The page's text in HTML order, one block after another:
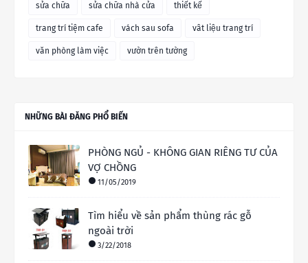
sửa chữa sửa chữa nhà cửa thiết kế
trang trí tiệm cafe vách sau sofa vât liệu trang trí
văn phòng làm việc vườn trên tường
NHỮNG BÀI ĐĂNG PHỔ BIẾN
PHÒNG NGỦ - KHÔNG GIAN RIÊNG TƯ CỦA
VỢ CHỒNG
11/05/2019
Tìm hiểu về sản phẩm thùng rác gỗ
ngoài trời
3/22/2018